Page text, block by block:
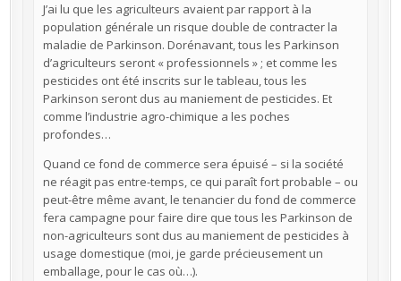
J’ai lu que les agriculteurs avaient par rapport à la
population générale un risque double de contracter la
maladie de Parkinson. Dorénavant, tous les Parkinson
d’agriculteurs seront « professionnels » ; et comme les
pesticides ont été inscrits sur le tableau, tous les
Parkinson seront dus au maniement de pesticides. Et
comme l’industrie agro-chimique a les poches
profondes…
Quand ce fond de commerce sera épuisé – si la société
ne réagit pas entre-temps, ce qui paraît fort probable – ou
peut-être même avant, le tenancier du fond de commerce
fera campagne pour faire dire que tous les Parkinson de
non-agriculteurs sont dus au maniement de pesticides à
usage domestique (moi, je garde précieusement un
emballage, pour le cas où…).